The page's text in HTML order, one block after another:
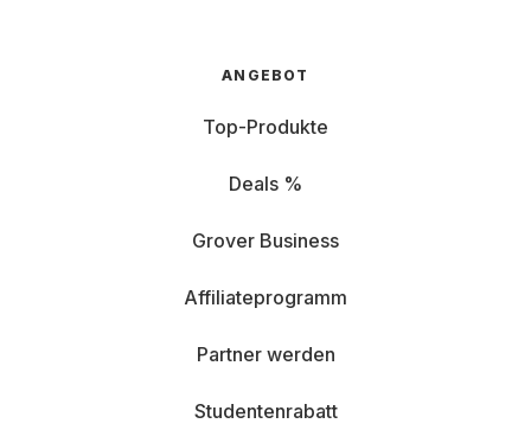
ANGEBOT
Top-Produkte
Deals %
Grover Business
Affiliateprogramm
Partner werden
Studentenrabatt